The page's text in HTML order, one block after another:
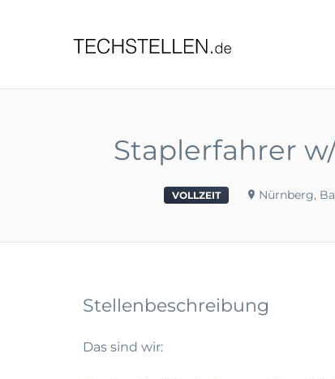
Staplerfahrer
VOLLZEIT Nürnberg,
Stellenbeschreibung
Das sind wir: